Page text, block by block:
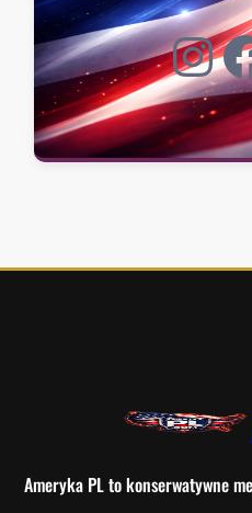
Instagram Facebook
Ameryka PL to konserwatywne